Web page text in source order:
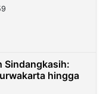
Sindangkasih:
hingga